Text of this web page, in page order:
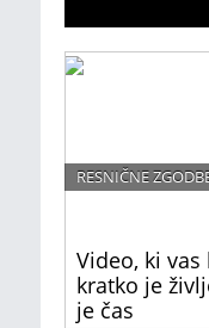
Video, ki
kratko je
je čas
RESNIČNE